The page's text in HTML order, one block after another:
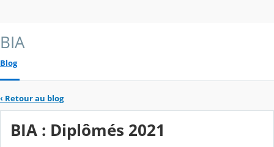
BIA
Blog
‹ Retour au blog
BIA : Diplômés 2021